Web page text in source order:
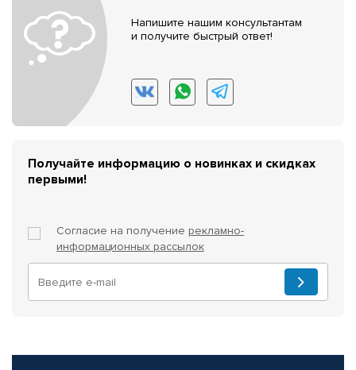
Напишите нашим консультантам
и получите быстрый ответ!
Получайте информацию о новинках и скидках
первыми!
Согласие на получение рекламно-
информационных рассылок